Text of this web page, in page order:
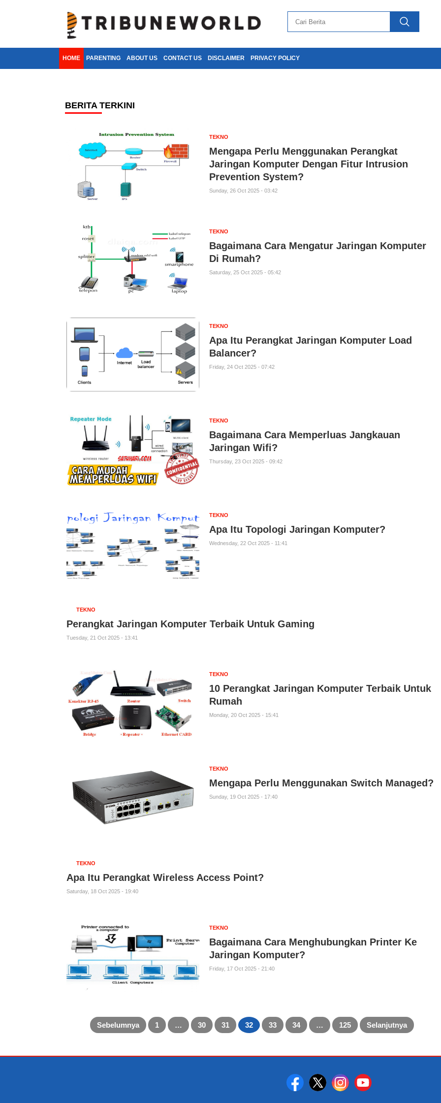
HOME PARENTING ABOUT US CONTACT US DISCLAIMER PRIVACY POLICY
BERITA TERKINI
TEKNO
Mengapa Perlu Menggunakan Perangkat
Jaringan Komputer Dengan Fitur Intrusion
Prevention System?
Sunday, 26 Oct 2025 - 03:42
TEKNO
Bagaimana Cara Mengatur Jaringan Komputer
Di Rumah?
Saturday, 25 Oct 2025 - 05:42
TEKNO
Apa Itu Perangkat Jaringan Komputer Load
Balancer?
Friday, 24 Oct 2025 - 07:42
TEKNO
Bagaimana Cara Memperluas Jangkauan
Jaringan Wifi?
Thursday, 23 Oct 2025 - 09:42
TEKNO
Apa Itu Topologi Jaringan Komputer?
Wednesday, 22 Oct 2025 - 11:41
TEKNO
Perangkat Jaringan Komputer Terbaik Untuk Gaming
Tuesday, 21 Oct 2025 - 13:41
TEKNO
10 Perangkat Jaringan Komputer Terbaik Untuk
Rumah
Monday, 20 Oct 2025 - 15:41
TEKNO
Mengapa Perlu Menggunakan Switch Managed?
Sunday, 19 Oct 2025 - 17:40
TEKNO
Apa Itu Perangkat Wireless Access Point?
Saturday, 18 Oct 2025 - 19:40
TEKNO
Bagaimana Cara Menghubungkan Printer Ke
Jaringan Komputer?
Friday, 17 Oct 2025 - 21:40
PostsSebelumnya 1 … 30 31 32 33 34 … 125 Selanjutnya